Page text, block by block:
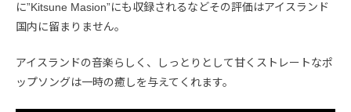
に”Kitsune Masion”にも収録されるなどその評価はアイスランド
国内に留まりません。
アイスランドの音楽らしく、しっとりとして甘くストレートなポ
ップソングは一時の癒しを与えてくれます。